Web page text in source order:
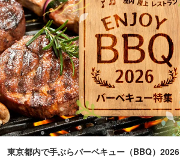
東京都内で手ぶらバーベキュー（BBQ）2026